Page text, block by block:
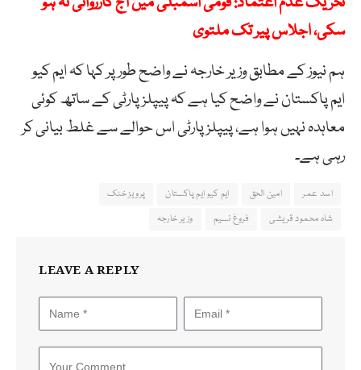
سکی، اجلاس پیر تک ملتوی
ہم نیوز کے مطابق وزیر خارجہ نے واضح طور پر کہا کہ ایم کیو
ایم پاکستان نے واضح کیا ہے کہ پیپلزپارٹی کے ساتھ کوئی
معاہدہ نہیں ہوا ہے، پیپلزپارٹی اس حوالے سے غلط بیانی کر
رہی ہے۔
اسد عمر امین الحق ایم کیو ایم پاکستان
پرویز خٹک
شاہ محمود قریشی
فروغ نسیم وزیر خارجہ
LEAVE A REPLY